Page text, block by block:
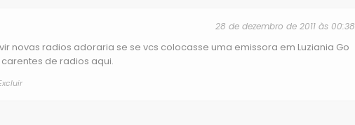
28 de dezembro de 2011 às 00:38
novas radios adoraria se se vcs colocasse uma emissora em Luziania Go
de radios aqui.